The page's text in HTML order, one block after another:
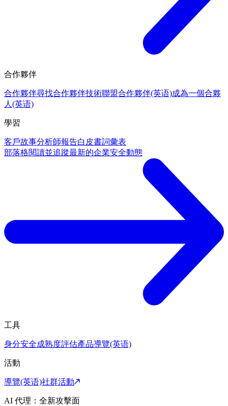
合作夥伴
合作夥伴尋找合作夥伴技術聯盟合作夥伴(英语)成為一個合夥
人(英语)
學習
客戶故事分析師報告白皮書詞彙表
部落格閱讀並追蹤最新的企業安全動態
工具
身分安全成熟度評估產品導覽(英语)
活動
導覽(英语)社群活動
AI 代理：全新攻擊面